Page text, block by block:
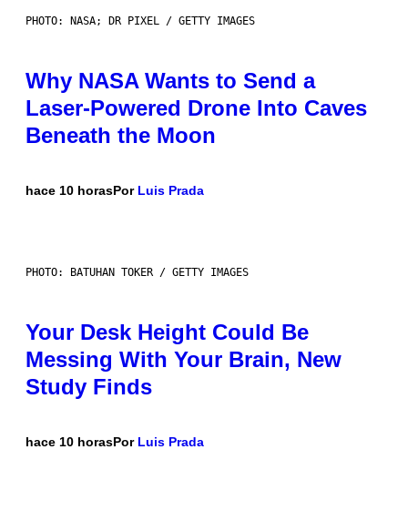
PHOTO: NASA; DR PIXEL / GETTY IMAGES
Why NASA Wants to Send a
Laser-Powered Drone Into Caves
Beneath the Moon
hace 10 horasPor Luis Prada
PHOTO: BATUHAN TOKER / GETTY IMAGES
Your Desk Height Could Be
Messing With Your Brain, New
Study Finds
hace 10 horasPor Luis Prada